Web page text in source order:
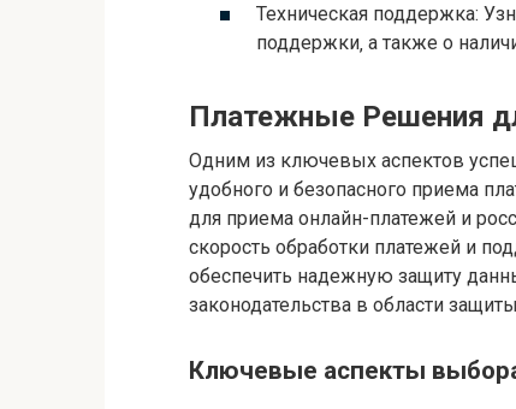
Техническая поддержка:
поддержки‚ а также о
Платежные Решения
Одним из ключевых аспектов
удобного и безопасного приема
для приема онлайн-платежей и
скорость обработки платежей и
обеспечить надежную защиту
законодательства в области
Ключевые аспекты